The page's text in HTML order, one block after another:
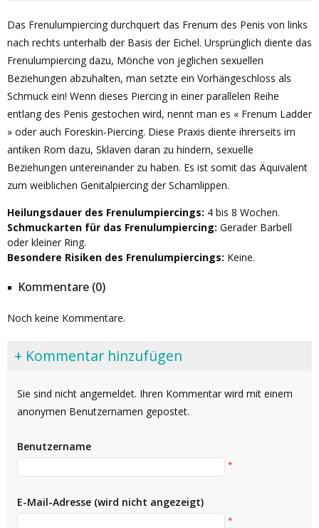
Das Frenulumpiercing durchquert das Frenum des Penis von links
nach rechts unterhalb der Basis der Eichel. Ursprünglich diente das
Frenulumpiercing dazu, Mönche von jeglichen sexuellen
Beziehungen abzuhalten, man setzte ein Vorhängeschloss als
Schmuck ein! Wenn dieses Piercing in einer parallelen Reihe
entlang des Penis gestochen wird, nennt man es « Frenum Ladder
» oder auch Foreskin-Piercing. Diese Praxis diente ihrerseits im
antiken Rom dazu, Sklaven daran zu hindern, sexuelle
Beziehungen untereinander zu haben. Es ist somit das Äquivalent
zum weiblichen Genitalpiercing der Schamlippen.
Heilungsdauer des Frenulumpiercings: 4 bis 8 Wochen.
Schmuckarten für das Frenulumpiercing: Gerader Barbell
oder kleiner Ring.
Besondere Risiken des Frenulumpiercings: Keine.
Kommentare (0)
Noch keine Kommentare.
+ Kommentar hinzufügen
Sie sind nicht angemeldet. Ihren Kommentar wird mit einem
anonymen Benutzernamen gepostet.
Benutzername
*
E-Mail-Adresse (wird nicht angezeigt)
*